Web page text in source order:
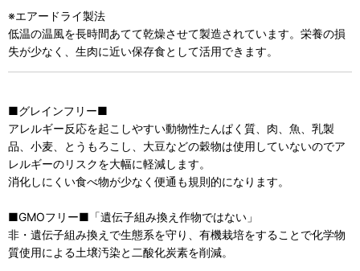
※エアードライ製法
低温の温風を長時間あてて乾燥させて製造されています。栄養の損
失が少なく、生肉に近い保存食として活用できます。
■グレインフリー■
アレルギー反応を起こしやすい動物性たんぱく質、肉、魚、乳製
品、小麦、とうもろこし、大豆などの穀物は使用していないのでア
レルギーのリスクを大幅に軽減します。
消化しにくい食べ物が少なく便通も規則的になります。
■GMOフリー■「遺伝子組み換え作物ではない」
非・遺伝子組み換えで生態系を守り、有機栽培をすることで化学物
質使用による土壌汚染と二酸化炭素を削減。